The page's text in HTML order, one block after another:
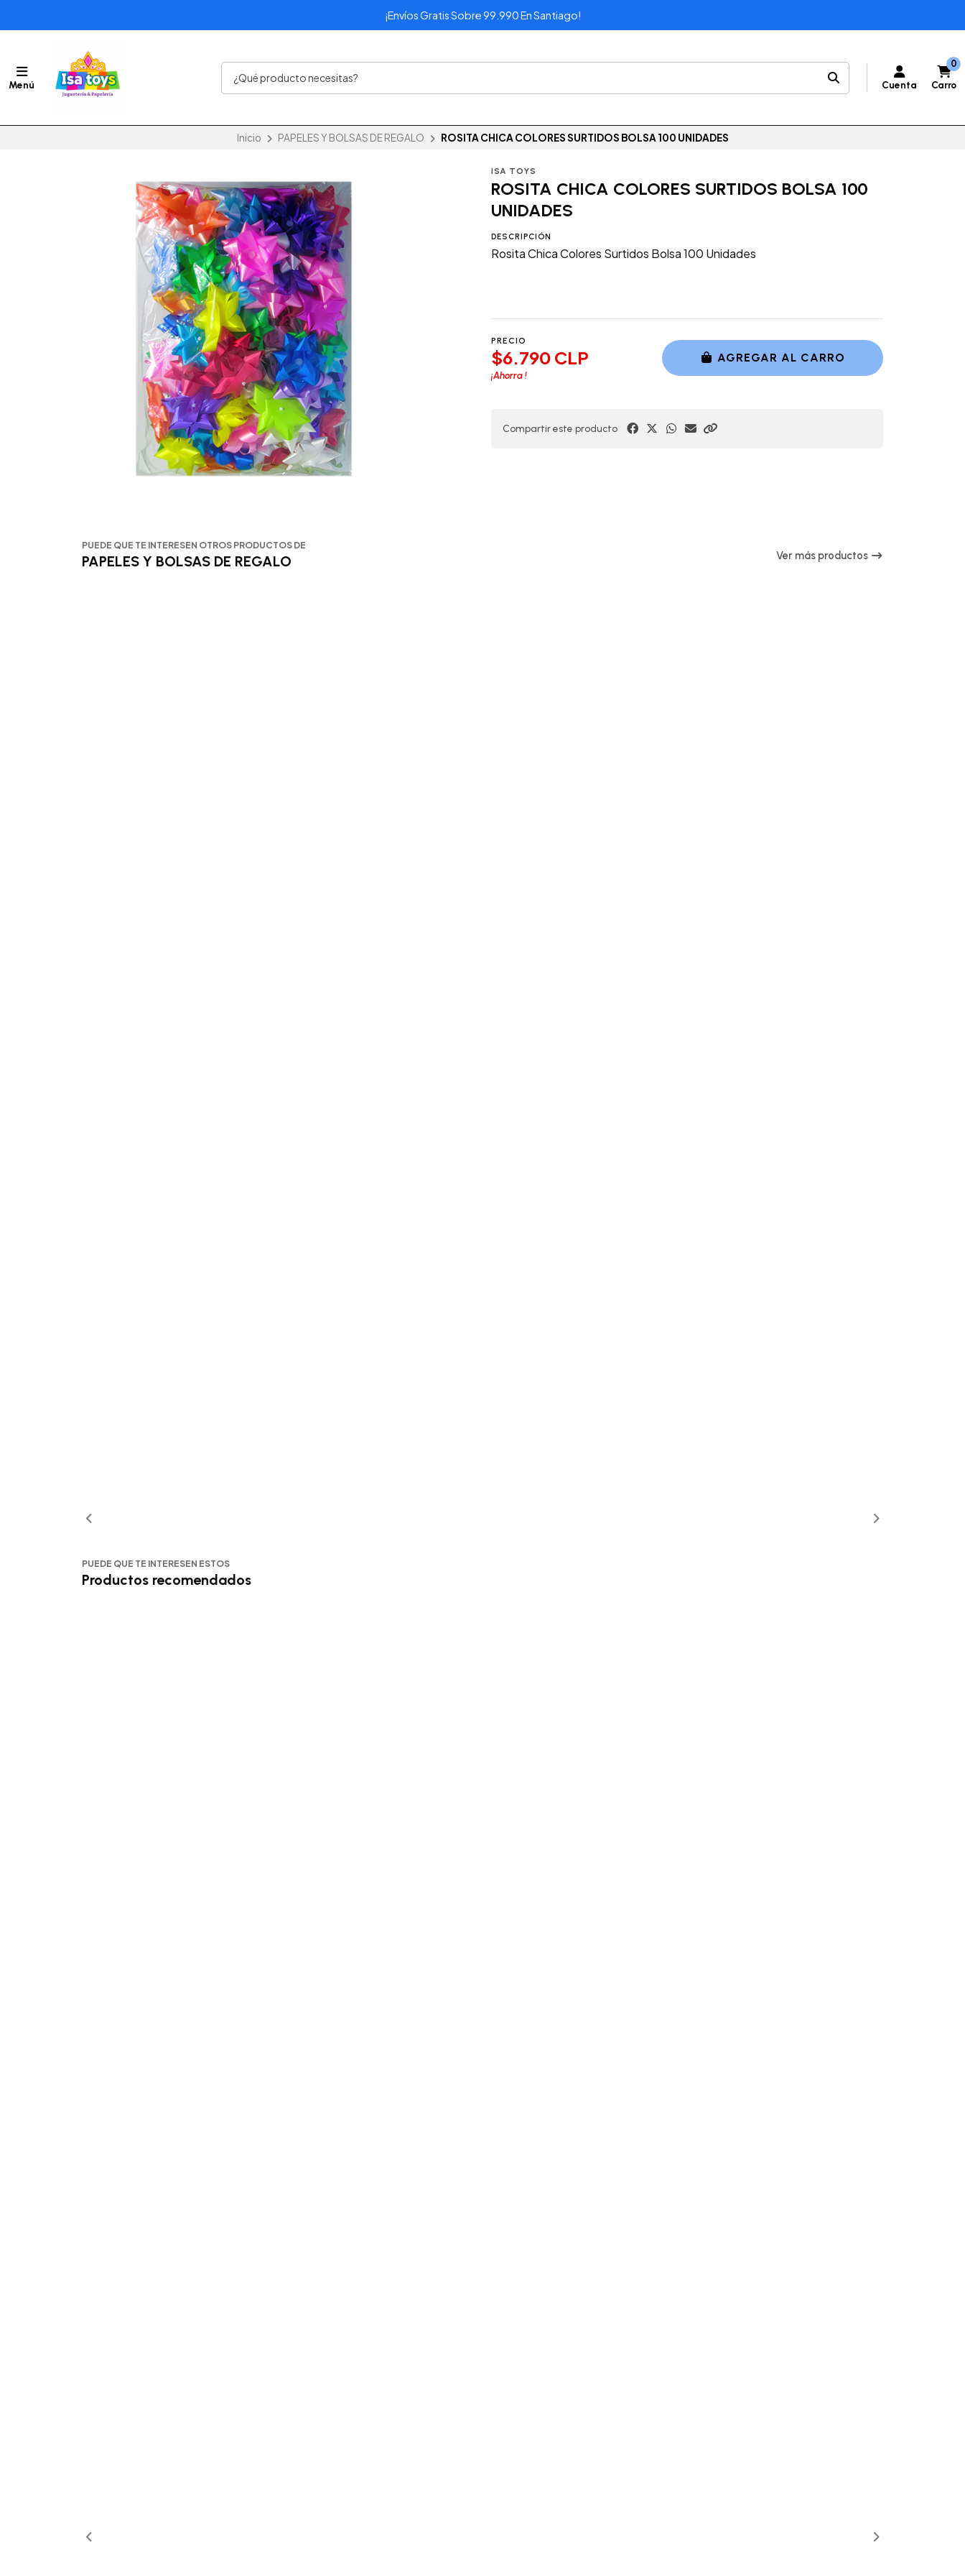
¡Envíos Gratis Sobre 99.990 En Santiago!
Menú Cuenta
0
Carro
Inicio PAPELES Y BOLSAS DE REGALO ROSITA CHICA COLORES SURTIDOS BOLSA 100 UNIDADES
ISA TOYS
ROSITA CHICA COLORES SURTIDOS BOLSA 100
UNIDADES
DESCRIPCIÓN
Rosita Chica Colores Surtidos Bolsa 100 Unidades
PRECIO
$6.790 CLP
¡Ahorra!
AGREGAR AL CARRO
Compartir este producto
PUEDE QUE TE INTERESEN OTROS PRODUCTOS DE
PAPELES Y BOLSAS DE REGALO Ver más productos
PUEDE QUE TE INTERESEN ESTOS
Productos recomendados